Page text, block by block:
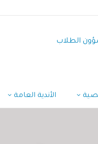
الطلاب
الأندية العامة